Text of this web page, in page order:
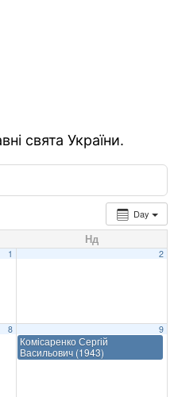
свята України.
Day
Нд
1 2
8 9
Комісаренко Сергій
Васильович (1943)